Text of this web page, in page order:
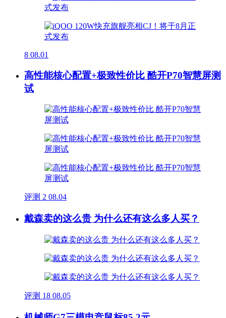
8 08.01
高性能核心配置+极致性价比 酷开P70智慧屏测
试
评测 2 08.04
戴森卖的这么贵 为什么还有这么多人买？
评测 18 08.05